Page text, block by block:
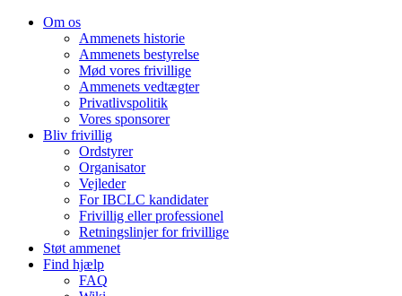
Om os
Ammenets historie
Ammenets bestyrelse
Mød vores frivillige
Ammenets vedtægter
Privatlivspolitik
Vores sponsorer
Bliv frivillig
Ordstyrer
Organisator
Vejleder
For IBCLC kandidater
Frivillig eller professionel
Retningslinjer for frivillige
Støt ammenet
Find hjælp
FAQ